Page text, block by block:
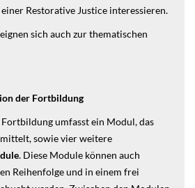
Restorative Justice interessieren.
sich auch zur thematischen
der Fortbildung
umfasst ein Modul, das
sowie vier weitere
. Diese Module können auch
Reihenfolge und in einem frei